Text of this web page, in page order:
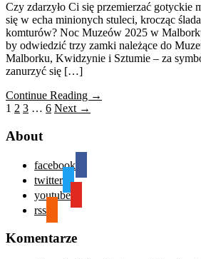
Czy zdarzyło Ci się przemierzać gotyckie
się w echa minionych stuleci, krocząc
komturów? Noc Muzeów 2025 w
by odwiedzić trzy zamki należące do
Malborku, Kwidzynie i Sztumie – za
zanurzyć się […]
Continue Reading →
1 2 3 … 6 Next →
About
facebook
twitter
youtube
rss
Komentarze